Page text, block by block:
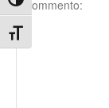
Attiva/disattiva